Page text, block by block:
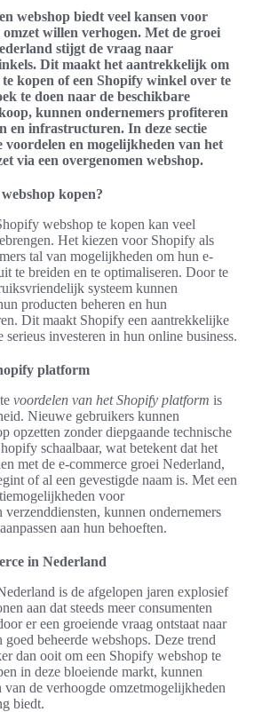
webshop biedt veel kansen voor
willen verhogen. Met de groei
stijgt de vraag naar
Dit maakt het aantrekkelijk om
kopen of een Shopify winkel over te
te doen naar de beschikbare
kunnen ondernemers profiteren
en infrastructuren. In deze sectie
voordelen en mogelijkheden van het
via een overgenomen webshop.
kopen?
webshop te kopen kan veel
Het kiezen voor Shopify als
tal van mogelijkheden om hun e-
te breiden en te optimaliseren. Door te
systeem kunnen
producten beheren en hun
Dit maakt Shopify een aantrekkelijke
investeren in hun online business.
platform
voordelen van het Shopify platform is
Nieuwe gebruikers kunnen
opzetten zonder diepgaande technische
schaalbaar, wat betekent dat het
met de e-commerce groei Nederland,
of al een gevestigde naam is. Met een
voor
kunnen ondernemers
aan hun behoeften.
in Nederland
is de afgelopen jaren explosief
aan dat steeds meer consumenten
er een groeiende vraag ontstaat naar
beheerde webshops. Deze trend
dan ooit om een Shopify webshop te
in deze bloeiende markt, kunnen
van de verhoogde omzetmogelijkheden
biedt.